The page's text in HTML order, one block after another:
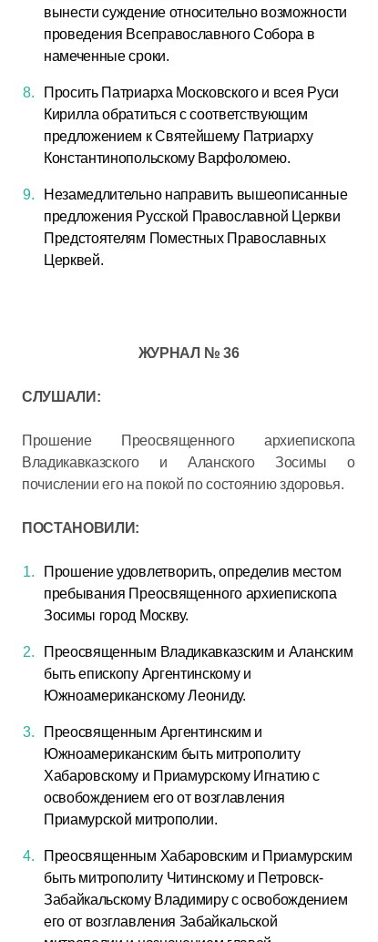
вынести суждение относительно возможности
проведения Всеправославного Собора в
намеченные сроки.
Просить Патриарха Московского и всея Руси
Кирилла обратиться с соответствующим
предложением к Святейшему Патриарху
Константинопольскому Варфоломею.
Незамедлительно направить вышеописанные
предложения Русской Православной Церкви
Предстоятелям Поместных Православных
Церквей.
ЖУРНАЛ № 36
СЛУШАЛИ:
Прошение Преосвященного архиепископа
Владикавказского и Аланского Зосимы о
почислении его на покой по состоянию здоровья.
ПОСТАНОВИЛИ:
Прошение удовлетворить, определив местом
пребывания Преосвященного архиепископа
Зосимы город Москву.
Преосвященным Владикавказским и Аланским
быть епископу Аргентинскому и
Южноамериканскому Леониду.
Преосвященным Аргентинским и
Южноамериканским быть митрополиту
Хабаровскому и Приамурскому Игнатию с
освобождением его от возглавления
Приамурской митрополии.
Преосвященным Хабаровским и Приамурским
быть митрополиту Читинскому и Петровск-
Забайкальскому Владимиру с освобождением
его от возглавления Забайкальской